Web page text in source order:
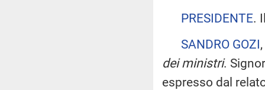
PRESIDENTE.
SANDRO GOZI,
dei ministri.
espresso dal